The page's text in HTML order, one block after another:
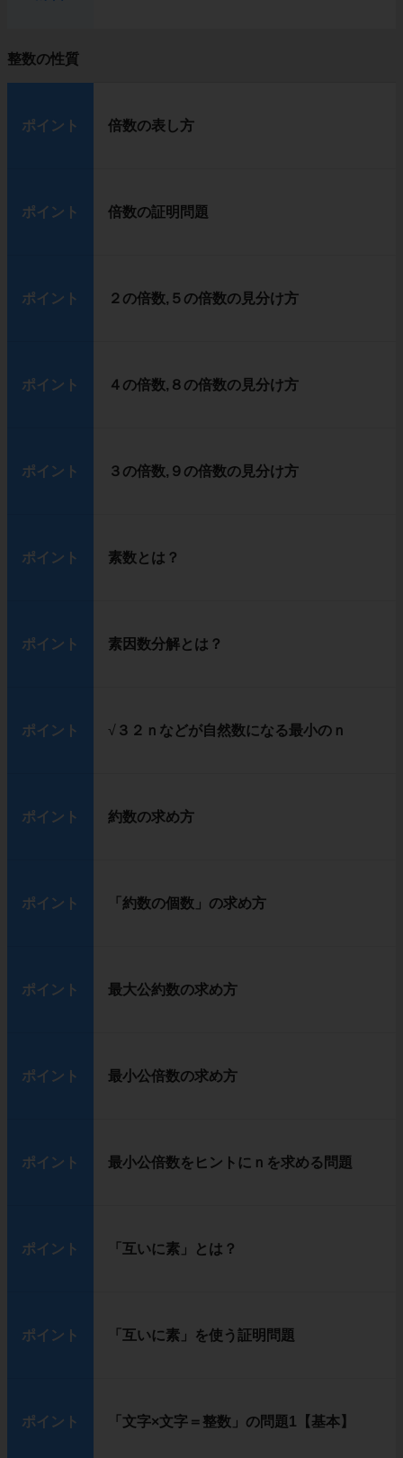
整数の性質
ポイント 倍数の表し方
ポイント 倍数の証明問題
ポイント ２の倍数,５の倍数の見分け方
ポイント ４の倍数,８の倍数の見分け方
ポイント ３の倍数,９の倍数の見分け方
ポイント 素数とは？
ポイント 素因数分解とは？
ポイント √ ３２ｎなどが自然数になる最小のｎ
ポイント 約数の求め方
ポイント 「約数の個数」の求め方
ポイント 最大公約数の求め方
ポイント 最小公倍数の求め方
ポイント 最小公倍数をヒントにｎを求める問題
ポイント 「互いに素」とは？
ポイント 「互いに素」を使う証明問題
ポイント 「文字×文字＝整数」の問題1【基本】